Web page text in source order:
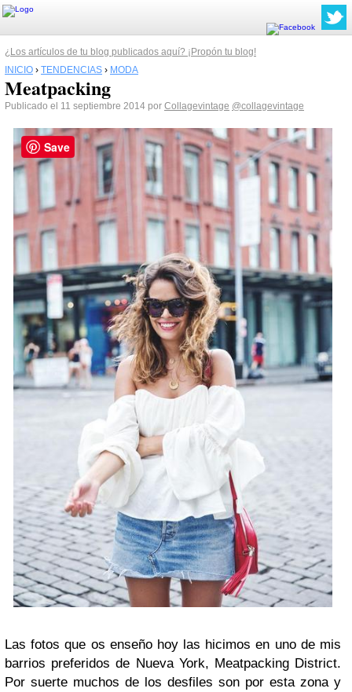
¿Los artículos de tu blog publicados aquí? ¡Propón tu blog!
INICIO › TENDENCIAS › MODA
Meatpacking
Publicado el 11 septiembre 2014 por Collagevintage @collagevintage
Las fotos que os enseño hoy las hicimos en uno de mis
barrios preferidos de Nueva York, Meatpacking District.
Por suerte muchos de los desfiles son por esta zona y
Save